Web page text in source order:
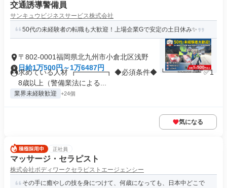
交通誘導警備員
サンキュウビジネスサービス株式会社
50代の未経験者の転職も大歓迎！上場企業Gで安定の土日休み✨
〒802-0001福岡県北九州市小倉北区浅野
日給1万500円～1万6487円
求めている人材 ┏━━━━┓ ◆必須条件◆ ┗━━━━┛ ✅1
8歳以上（警備業法による...
業界未経験歓迎 +24個
気になる
正社員
マッサージ・セラピスト
株式会社ボディワークセラピストエージェンシー
その手に癒やしの技を身につけて、何歳になっても、日本中どこで